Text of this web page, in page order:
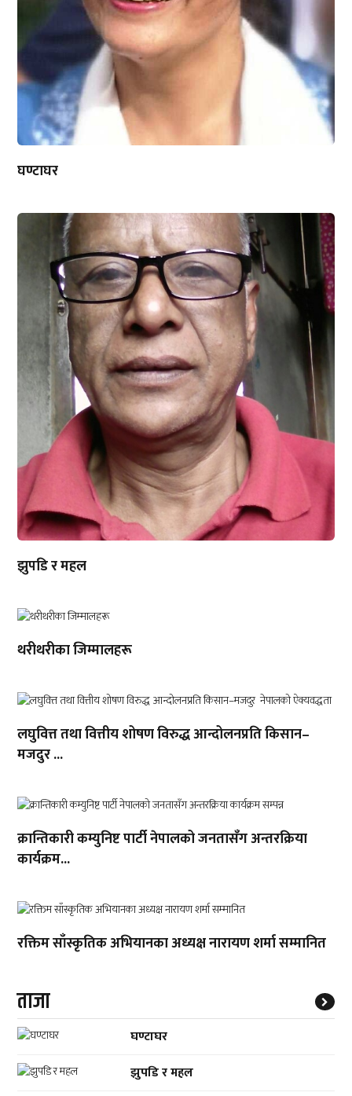
घण्टाघर
झुपडि र महल
थरीथरीका जिम्मालहरू
लघुवित्त तथा वित्तीय शोषण विरुद्ध आन्दोलनप्रति किसान–
मजदुर ...
क्रान्तिकारी कम्युनिष्ट पार्टी नेपालको जनतासँग अन्तरक्रिया
कार्यक्रम...
रक्तिम साँस्कृतिक अभियानका अध्यक्ष नारायण शर्मा सम्मानित
ताजा
घण्टाघर
झुपडि र महल